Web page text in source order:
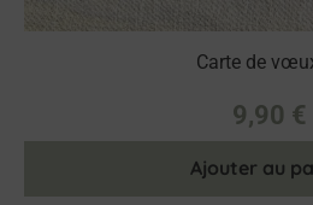
Carte de
9,90 €
Ajouter au